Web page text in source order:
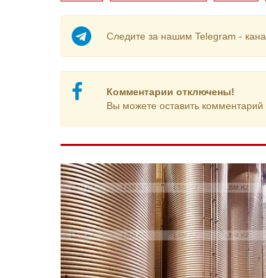
Следите за нашим Telegram -
Комментарии отключены!
Вы можете оставить